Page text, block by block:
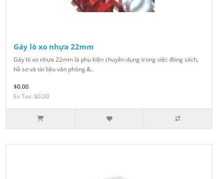
Gáy lò xo nhựa 22mm
Gáy lò xo nhựa 22mm là phụ kiện chuyên dụng trong việc đóng sách,
hồ sơ và tài liệu văn phòng.&..
$0.00
Ex Tax: $0.00